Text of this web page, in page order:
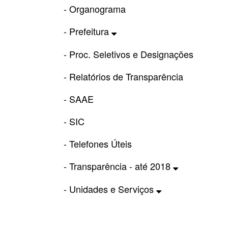
- Organograma
- Prefeitura
- Proc. Seletivos e Designações
- Relatórios de Transparência
- SAAE
- SIC
- Telefones Úteis
- Transparência - até 2018
- Unidades e Serviços